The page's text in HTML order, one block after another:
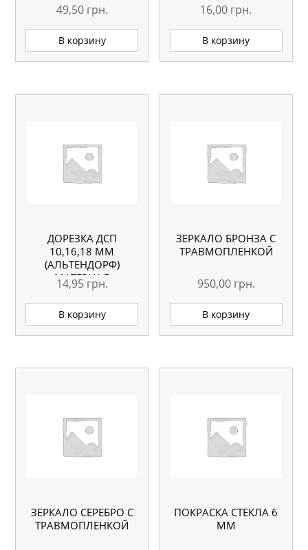
49,50 грн.
В корзину
16,00 грн.
В корзину
ДОРЕЗКА ДСП
10,16,18 ММ
(АЛЬТЕНДОРФ)
МАТЕРИАЛ
ЗАКАЗЧИКА
14,95 грн.
В корзину
ЗЕРКАЛО БРОНЗА С
ТРАВМОПЛЕНКОЙ
950,00 грн.
В корзину
ЗЕРКАЛО СЕРЕБРО С
ТРАВМОПЛЕНКОЙ
ПОКРАСКА СТЕКЛА 6
ММ